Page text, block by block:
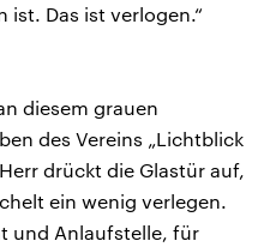
Das ist verlogen.“
diesem grauen
des Vereins „Lichtblick
drückt die Glastür auf,
ein wenig verlegen.
und Anlaufstelle, für